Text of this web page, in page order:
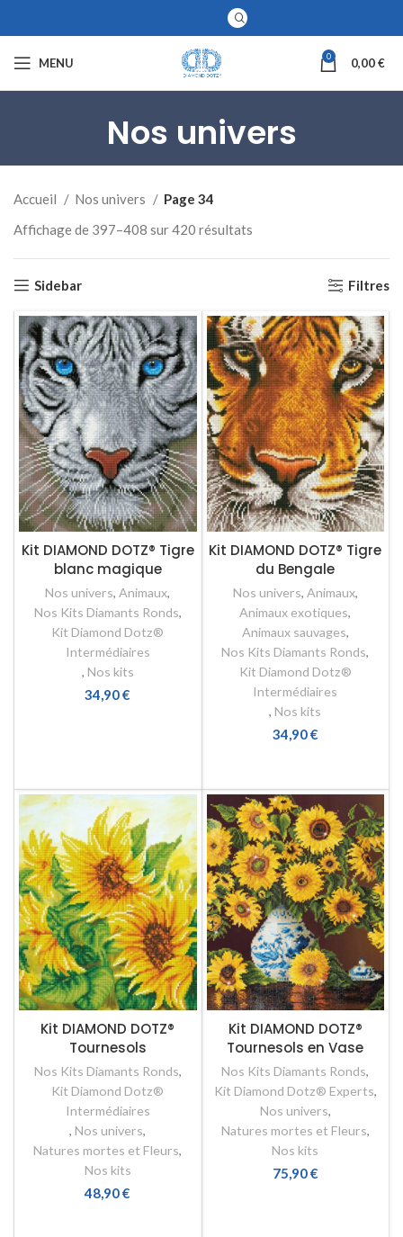
MENU 0 0,00€
Nos univers
Accueil Nos univers
Page 34
Affichage de 397–408 sur 420 résultats
Sidebar Filtres
Kit DIAMOND DOTZ® Tigre
blanc magique
Nos univers,Animaux,
Nos Kits Diamants Ronds,
Kit Diamond Dotz®
Intermédiaires
, Nos kits
34,90€
Kit DIAMOND DOTZ® Tigre
du Bengale
Nos univers, Animaux,
Animaux exotiques,
Animaux sauvages,
Nos Kits Diamants Ronds,
Kit Diamond Dotz®
Intermédiaires
, Nos kits
34,90€
Kit DIAMOND DOTZ®
Tournesols
Nos Kits Diamants Ronds,
Kit Diamond Dotz®
Intermédiaires
, Nos univers,
Natures mortes et Fleurs,
Nos kits
48,90€
Kit DIAMOND DOTZ®
Tournesols en Vase
Nos Kits Diamants Ronds,
Kit Diamond Dotz® Experts,
Nos univers,
Natures mortes et Fleurs,
Nos kits
75,90€